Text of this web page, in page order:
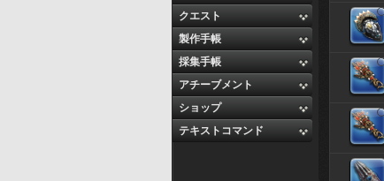
クエスト
製作手帳
採集手帳
アチーブメント
ショップ
テキストコマンド